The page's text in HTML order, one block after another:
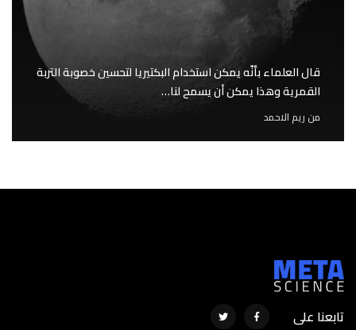
قال العلماء بأنّه يمكن استخدام البكتيريا لتحسين خصوبة التربة
القمرية وهذا يمكن أن يسمح لنا…
من ريم الاحمد
تابعنا على